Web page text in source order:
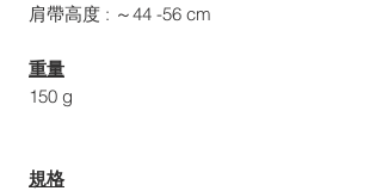
肩帶高度 : ～44 -56 cm
重量
150 g
規格